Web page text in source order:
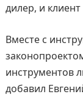
дилер, и клиент
Вместе с
инструментов
добавил